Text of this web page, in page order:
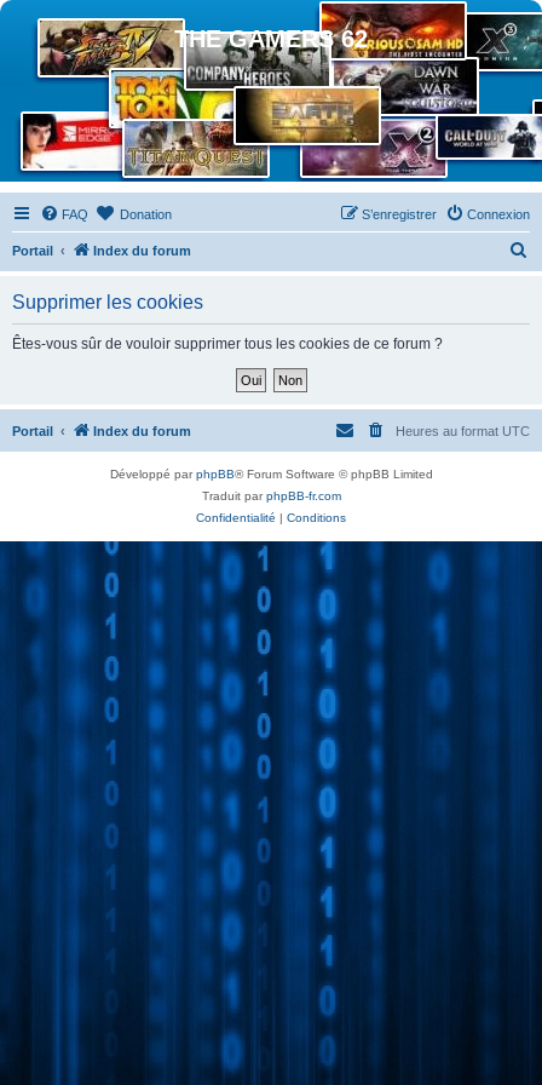
THE GAMERS 62
FAQ Donation Connexion
S’enregistrer
Portail Index du forum
h
Supprimer les cookies
Êtes-vous sûr de vouloir supprimer tous les cookies de ce forum ?
Portail Index du forum Heures au format UTC
Développé parphpBB® Forum Software © phpBB Limited
Traduit parphpBB-fr.com
Confidentialité | Conditions